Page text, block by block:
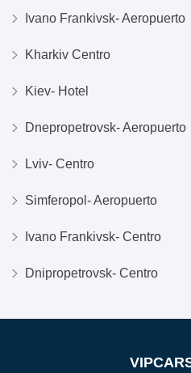
Ivano Frankivsk- Aeropuerto
Kharkiv Centro
Kiev- Hotel
Dnepropetrovsk- Aeropuerto
Lviv- Centro
Simferopol- Aeropuerto
Ivano Frankivsk- Centro
Dnipropetrovsk- Centro